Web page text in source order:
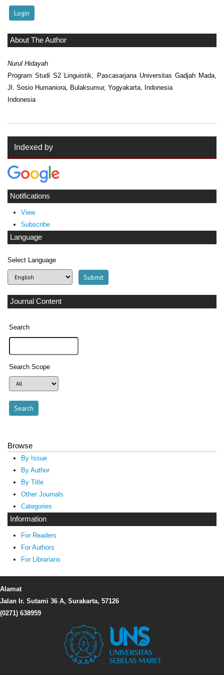
About The Author
Nurul Hidayah
Program Studi S2 Linguistik, Pascasarjana Universitas Gadjah Mada,
Jl. Sosio Humaniora, Bulaksumur, Yogyakarta, Indonesia
Indonesia
Indexed by
Notifications
View
Subscribe
Language
Select Language
Journal Content
Search
Search Scope
Browse
By Issue
By Author
By Title
Other Journals
Categories
Information
For Readers
For Authors
For Librarians
Alamat
Jalan Ir. Sutami 36 A, Surakarta, 57126
(0271) 638959